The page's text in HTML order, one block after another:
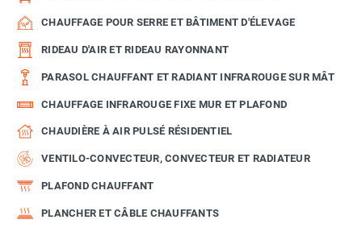
CHAUFFAGE POUR SERRE ET BÂTIMENT D'ÉLEVAGE
RIDEAU D'AIR ET RIDEAU RAYONNANT
PARASOL CHAUFFANT ET RADIANT INFRAROUGE SUR MÂT
CHAUFFAGE INFRAROUGE FIXE MUR ET PLAFOND
CHAUDIÈRE À AIR PULSÉ RÉSIDENTIEL
VENTILO-CONVECTEUR, CONVECTEUR ET RADIATEUR
PLAFOND CHAUFFANT
PLANCHER ET CÂBLE CHAUFFANTS